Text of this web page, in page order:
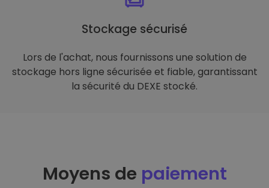
Stockage sécurisé
Lors de l'achat, nous fournissons une solution de
stockage hors ligne sécurisée et fiable, garantissant
la sécurité du DEXE stocké.
Moyens de paiement